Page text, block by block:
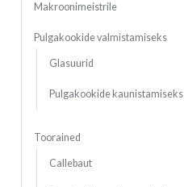
Makroonimeistrile
Pulgakookide valmistamiseks
Glasuurid
Pulgakookide kaunistamiseks
Toorained
Callebaut